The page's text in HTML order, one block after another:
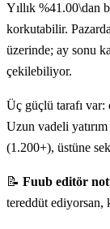
Yıllık %41.00\dan
korkutabilir.
üzerinde; ay sonu
çekilebiliyor.
Üç güçlü tarafı var:
Uzun vadeli
(1.200+), üstüne
📝 Fuub editör
tereddüt ediyorsan,